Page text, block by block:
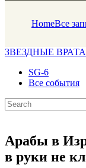
HomeВсе
ЗВЕЗДНЫЕ ВРАТА
SG-6
Все события
Арабы в
в руки не